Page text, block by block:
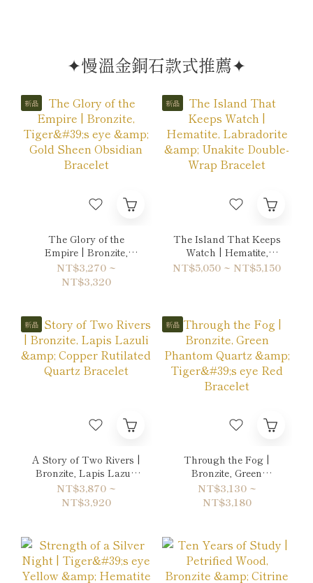
✦慢溫金銅石款式推薦✦
新品
The Glory of the
Empire | Bronzite,
Tiger's eye & Gold
Sheen Obsidian
Bracelet
NT$3,270 ~
NT$3,320
新品
The Island That Keeps
Watch | Hematite,
Labradorite & Unakite
NT$5,050 ~ NT$5,150
新品
A Story of Two Rivers |
Bronzite, Lapis Lazuli
& Copper Rutilated
Quartz Bracelet
NT$3,870 ~
NT$3,920
新品
Through the Fog |
Bronzite, Green
Phantom Quartz &
Tiger's eye Red
NT$3,130 ~
NT$3,180